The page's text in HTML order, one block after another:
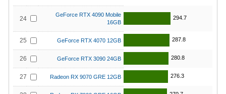
24
GeForce RTX 4090 Mobile
16GB
294.7
25 GeForce RTX 4070 12GB 287.8
26 GeForce RTX 3090 24GB 280.8
27 Radeon RX 9070 GRE 12GB 276.3